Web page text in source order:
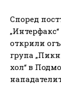
Според
открили
група
хол“ в